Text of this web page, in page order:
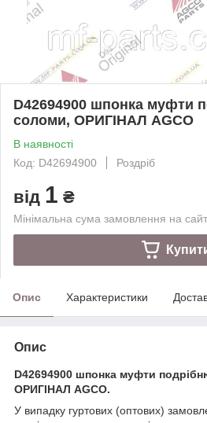
D42694900 шпонка муфти
соломи, ОРИГІНАЛ AGCO
В наявності
Код: D42694900
Роздріб
від 1 ₴
Мінімальна сума замовлення на
Опис Характеристики
Опис
D42694900 шпонка муфти
ОРИГІНАЛ AGCO.
У випадку гуртових (оптових)